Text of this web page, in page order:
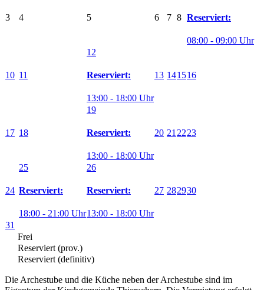
3 4 5 6 7 8 Reserviert:
08:00 - 09:00 Uhr
10 11
12
Reserviert:
13:00 - 18:00 Uhr
13 141516
17 18
19
Reserviert:
13:00 - 18:00 Uhr
20 21 2223
24
25
Reserviert:
18:00 - 21:00 Uhr
26
Reserviert:
13:00 - 18:00 Uhr
27 282930
31
Frei
Reserviert (prov.)
Reserviert (definitiv)
Die Archestube und die Küche neben der Archestube sind im